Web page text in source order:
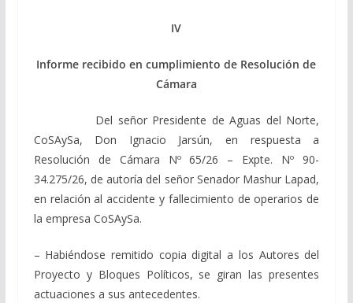
IV
Informe recibido en cumplimiento de Resolución de
Cámara
Del señor Presidente de Aguas del Norte,
CoSAySa, Don Ignacio Jarsún, en respuesta a
Resolución de Cámara Nº 65/26 – Expte. Nº 90-
34.275/26, de autoría del señor Senador Mashur Lapad,
en relación al accidente y fallecimiento de operarios de
la empresa CoSAySa.
– Habiéndose remitido copia digital a los Autores del
Proyecto y Bloques Políticos, se giran las presentes
actuaciones a sus antecedentes.